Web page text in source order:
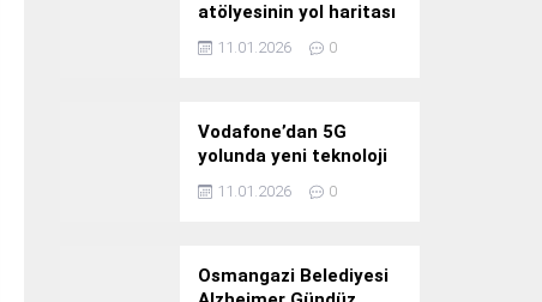
atölyesinin yol haritası
konuşuldu
11.01.2026 0
Vodafone’dan 5G
yolunda yeni teknoloji
yatırımı
11.01.2026 0
Osmangazi Belediyesi